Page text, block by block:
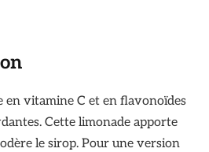
en vitamine C et en flavonoïdes
Cette limonade apporte
le sirop. Pour une version